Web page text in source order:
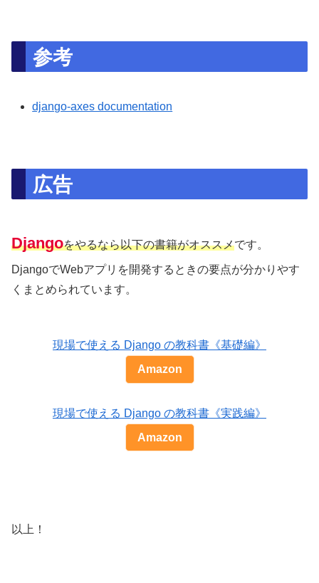
参考
django-axes documentation
広告
Djangoをやるなら以下の書籍がオススメです。
DjangoでWebアプリを開発するときの要点が分かりやす
くまとめられています。
現場で使える Django の教科書《基礎編》
Amazon
現場で使える Django の教科書《実践編》
Amazon
以上！